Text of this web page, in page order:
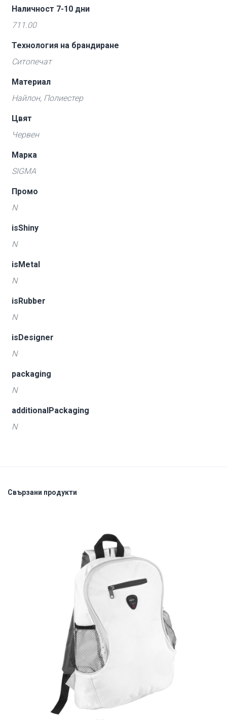
Наличност 7-10 дни
711.00
Технология на брандиране
Ситопечат
Материал
Найлон, Полиестер
Цвят
Червен
Марка
SIGMA
Промо
N
isShiny
N
isMetal
N
isRubber
N
isDesigner
N
packaging
N
additionalPackaging
N
Свързани продукти